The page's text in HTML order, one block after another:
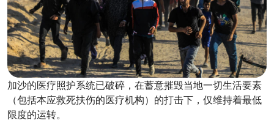
加沙的医疗照护系统已破碎，在蓄意摧毁当地一切生活要素
（包括本应救死扶伤的医疗机构）的打击下，仅维持着最低
限度的运转。